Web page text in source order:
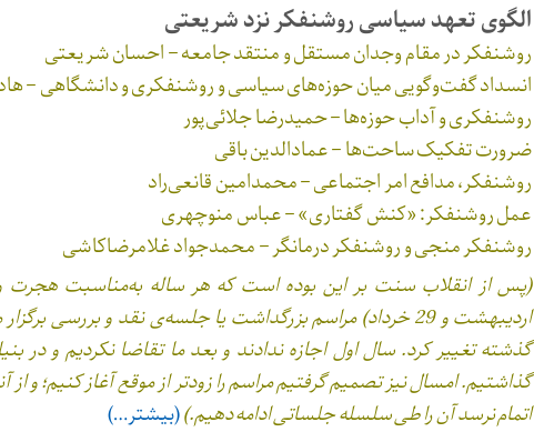
الگوی تعهد سیاسی روشنفکر نزد شریعتی
روشنفکر در مقام وجدان مستقل و منتقد جامعه – احسان شریعتی
انسداد گفت‌وگویی میان حوزه‌های سیاسی و روشنفکری و دانشگاهی –
روشنفکری و آداب حوزه‌ها – حمیدرضا جلائی‌پور
ضرورت تفکیک ساحت‌ها – عمادالدین باقی
روشنفکر، مدافع امر اجتماعی – محمدامین قانعی‌راد
عمل روشنفکر: «کنش گفتاری» – عباس منوچهری
روشنفکر منجی و روشنفکر درمانگر – محمدجواد غلامرضاکاشی
اردیبهشت و 29 خرداد) مراسم‌ بزرگداشت یا جلسه‌ی نقد و بررسی
گذشته تغییر کرد. سال اول اجازه ندادند و بعد ما تقاضا نکردیم و
گذاشتیم. امسال نیز تصمیم گرفتیم مراسم را زودتر از موقع آغاز کنیم؛ و
اتمام نرسد آن را طی سلسله جلساتی ادامه ‌دهیم.)(بیشتر…)